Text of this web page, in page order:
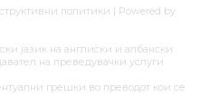
политики | Powered by
јазик на англиски и албански
на преведувачки услуги
грешки во преводот кои се